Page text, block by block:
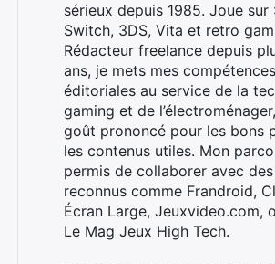
sérieux depuis 1985. Joue sur
Switch, 3DS, Vita et retro
Rédacteur freelance depuis
ans, je mets mes compétences
éditoriales au service de la
gaming et de
goût prononcé pour les bons
les contenus utiles. Mon
permis de collaborer avec
reconnus comme Frandroid,
Écran Large, Jeuxvideo.com,
Le Mag Jeux High Tech.
Rechercher